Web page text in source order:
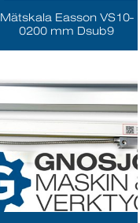
Mätskala Easson VS10-
0200 mm Dsub9